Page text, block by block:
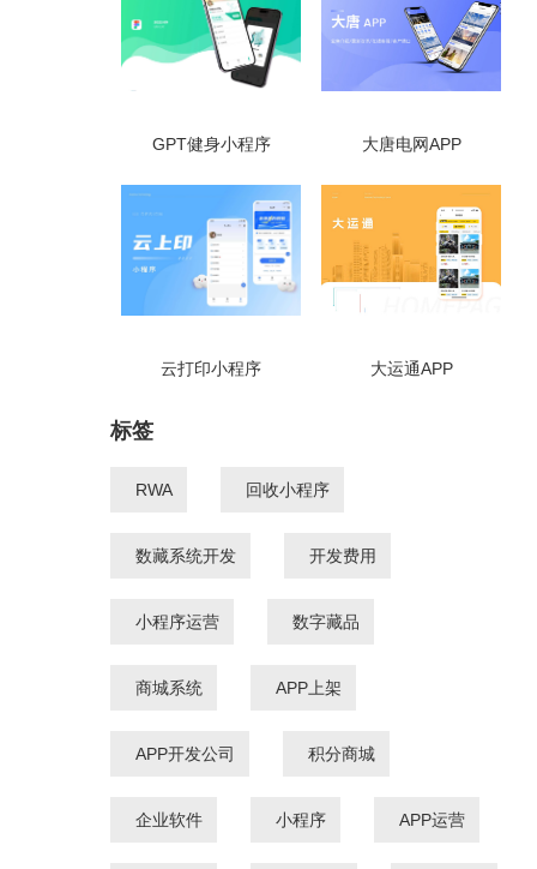
GPT健身小程序 大唐电网APP
云打印小程序 大运通APP
标签
RWA 回收小程序
数藏系统开发 开发费用
小程序运营 数字藏品
商城系统 APP上架
APP开发公司 积分商城
企业软件 小程序 APP运营